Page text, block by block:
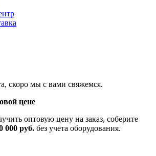
скоро мы с вами свяжемся.
цене
оптовую цену на заказ, соберите
000 руб. без учета оборудования.